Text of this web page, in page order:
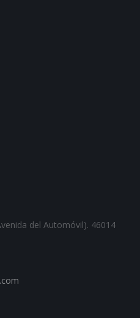
del Automóvil). 46014